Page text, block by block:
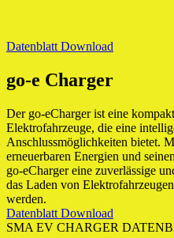
Datenblatt Download
go-e Charger
Der go-eCharger ist eine
Elektrofahrzeuge, die eine
Anschlussmöglichkeiten bietet.
erneuerbaren Energien und
go-eCharger eine zuverlässige
das Laden von
werden.
Datenblatt Download
SMA EV CHARGER